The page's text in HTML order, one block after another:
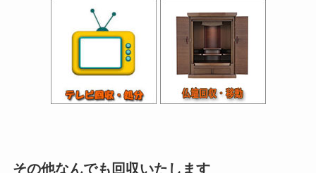
その他なんでも回収いたします